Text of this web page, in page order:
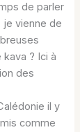
de parler
je vienne de
? Ici à
des
il y
comme